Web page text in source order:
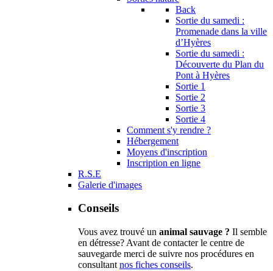
Back
Sortie du samedi :
Promenade dans la ville
d’Hyères
Sortie du samedi :
Découverte du Plan du
Pont à Hyères
Sortie 1
Sortie 2
Sortie 3
Sortie 4
Comment s'y rendre ?
Hébergement
Moyens d'inscription
Inscription en ligne
R.S.E
Galerie d'images
Conseils
Vous avez trouvé un animal sauvage ? Il semble
en détresse? Avant de contacter le centre de
sauvegarde merci de suivre nos procédures en
consultant nos fiches conseils.